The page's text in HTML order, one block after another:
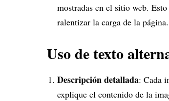
mostradas en el sitio web.
ralentizar la carga de la página.
Uso de texto
Descripción detallada: Cada
explique el contenido de la